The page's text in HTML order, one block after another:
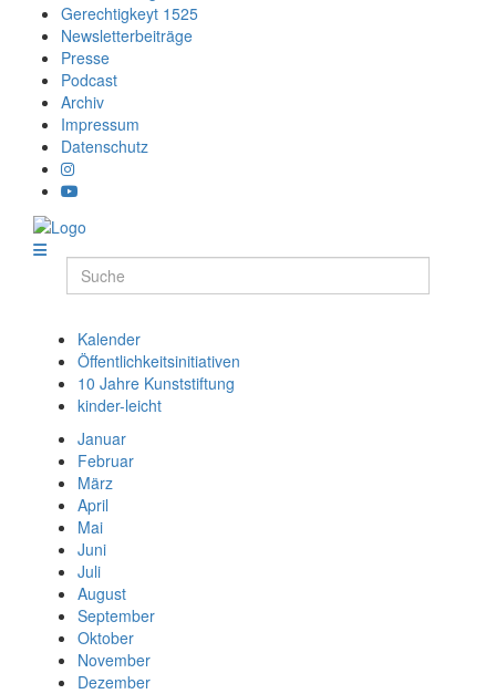
Gerechtigkeyt 1525
Newsletterbeiträge
Presse
Podcast
Archiv
Impressum
Datenschutz
Kalender
Öffentlichkeitsinitiativen
10 Jahre Kunststiftung
kinder-leicht
Januar
Februar
März
April
Mai
Juni
Juli
August
September
Oktober
November
Dezember